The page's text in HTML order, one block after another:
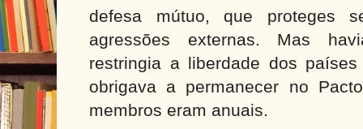
defesa mútuo, que proteges
agressões externas. Mas
restringia a liberdade dos
obrigava a permanecer no
membros eram anuais.